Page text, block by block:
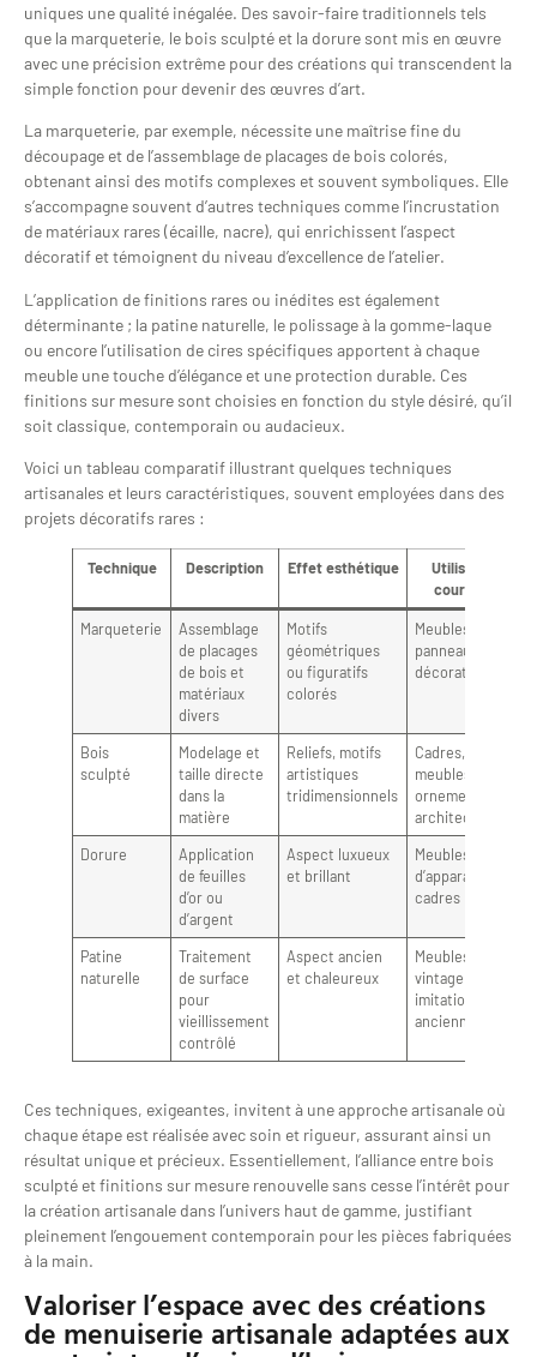
uniques une qualité inégalée. Des savoir-faire traditionnels tels
que la marqueterie, le bois sculpté et la dorure sont mis en œuvre
avec une précision extrême pour des créations qui transcendent la
simple fonction pour devenir des œuvres d’art.
La marqueterie, par exemple, nécessite une maîtrise fine du
découpage et de l’assemblage de placages de bois colorés,
obtenant ainsi des motifs complexes et souvent symboliques. Elle
s’accompagne souvent d’autres techniques comme l’incrustation
de matériaux rares (écaille, nacre), qui enrichissent l’aspect
décoratif et témoignent du niveau d’excellence de l’atelier.
L’application de finitions rares ou inédites est également
déterminante ; la patine naturelle, le polissage à la gomme-laque
ou encore l’utilisation de cires spécifiques apportent à chaque
meuble une touche d’élégance et une protection durable. Ces
finitions sur mesure sont choisies en fonction du style désiré, qu’il
soit classique, contemporain ou audacieux.
Voici un tableau comparatif illustrant quelques techniques
artisanales et leurs caractéristiques, souvent employées dans des
projets décoratifs rares :
Technique Description Effet esthétique
Utilisation
courante
Marqueterie
Assemblage
de placages
de bois et
matériaux
divers
Motifs
géométriques
ou figuratifs
colorés
Meubles,
panneaux
décoratifs
Bois
sculpté
Modelage et
taille directe
dans la
matière
Reliefs, motifs
artistiques
tridimensionnels
Cadres,
meubles,
ornements
architecturaux
Dorure
Application
de feuilles
d’or ou
d’argent
Aspect luxueux
et brillant
Meubles
d’apparat,
cadres
Patine
naturelle
Traitement
de surface
pour
vieillissement
contrôlé
Aspect ancien
et chaleureux
Meubles
vintage ou
imitation
ancienne
Ces techniques, exigeantes, invitent à une approche artisanale où
chaque étape est réalisée avec soin et rigueur, assurant ainsi un
résultat unique et précieux. Essentiellement, l’alliance entre bois
sculpté et finitions sur mesure renouvelle sans cesse l’intérêt pour
la création artisanale dans l’univers haut de gamme, justifiant
pleinement l’engouement contemporain pour les pièces fabriquées
à la main.
Valoriser l’espace avec des créations
de menuiserie artisanale adaptées aux